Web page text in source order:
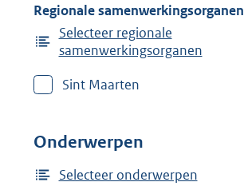
Regionale samenwerkingsorganen
Selecteer regionale
samenwerkingsorganen
Sint Maarten
Onderwerpen
Selecteer onderwerpen